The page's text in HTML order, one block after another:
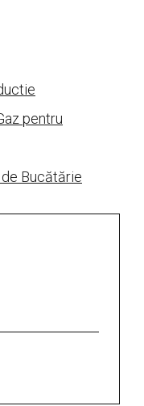
pentru
Bucătărie